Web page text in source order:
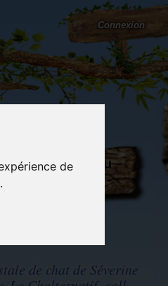
de
Connexion
et
Du côté du
blog...
de chat de Séverine